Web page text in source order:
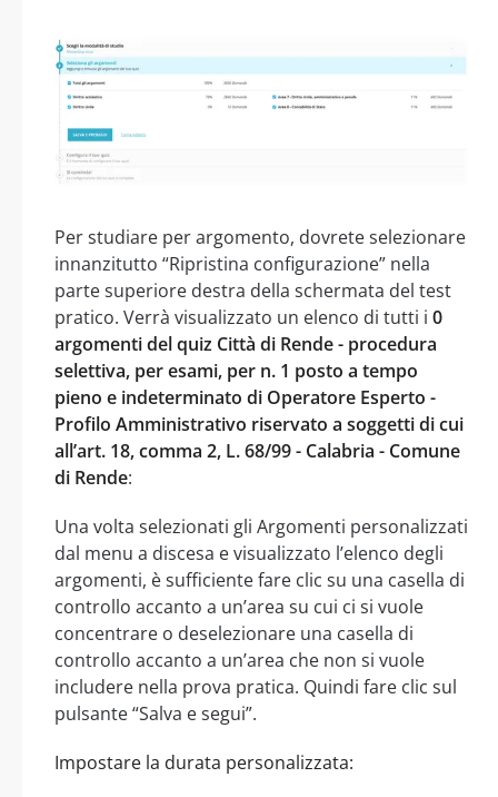
Per studiare per argomento, dovrete selezionare
innanzitutto “Ripristina configurazione” nella
parte superiore destra della schermata del test
pratico. Verrà visualizzato un elenco di tutti i 0
argomenti del quiz Città di Rende - procedura
selettiva, per esami, per n. 1 posto a tempo
pieno e indeterminato di Operatore Esperto -
Profilo Amministrativo riservato a soggetti di cui
all’art. 18, comma 2, L. 68/99 - Calabria - Comune
di Rende:
Una volta selezionati gli Argomenti personalizzati
dal menu a discesa e visualizzato l’elenco degli
argomenti, è sufficiente fare clic su una casella di
controllo accanto a un’area su cui ci si vuole
concentrare o deselezionare una casella di
controllo accanto a un’area che non si vuole
includere nella prova pratica. Quindi fare clic sul
pulsante “Salva e segui”.
Impostare la durata personalizzata: